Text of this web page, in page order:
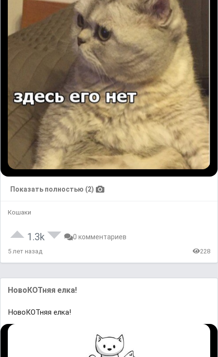
Показать полностью (2)
Кошаки
1.3k 0 комментариев
5 лет назад 228
НовоКОТняя елка!
НовоКОТняя елка!